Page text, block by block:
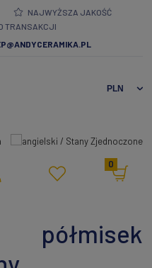
NAJWYŻSZA JAKOŚĆ
TRANSAKCJI
0
półmisek